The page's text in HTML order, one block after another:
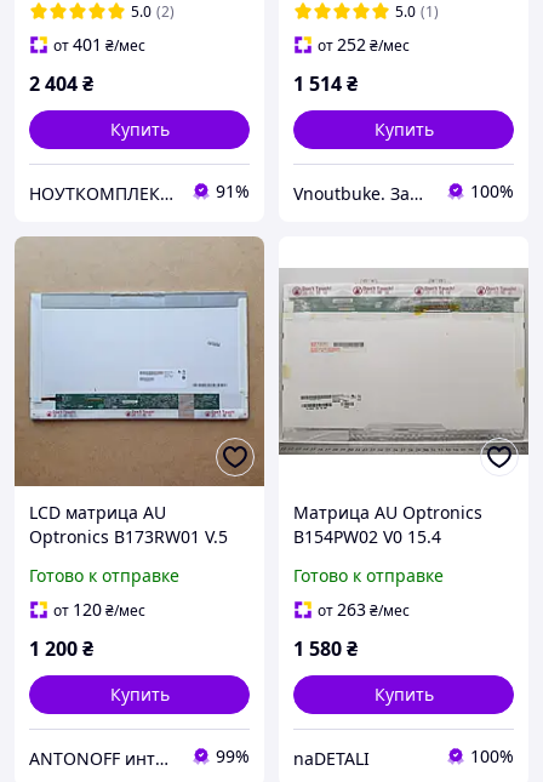
5.0 (2)
от401 ₴/мес
2 404₴
Купить
НОУТКОМПЛЕКТ - гаджеты и аксессуары 91%
5.0 (1)
от252₴/мес
1 514₴
Купить
Vnoutbuke. Запчастини для ноутбуків опт - роздріб ! 100%
LCD матрица AU
Optronics B173RW01 V.5
LVDS для ноутбука Б/У
Готово к отправке
от 120₴/мес
1 200₴
Купить
ANTONOFF интернет-магазин 99%
Матрица AU Optronics
B154PW02 V0 15.4
глянцевая, верхний
правый разъём)
Готово к отправке
от263₴/мес
1 580₴
Купить
naDETALI 100%